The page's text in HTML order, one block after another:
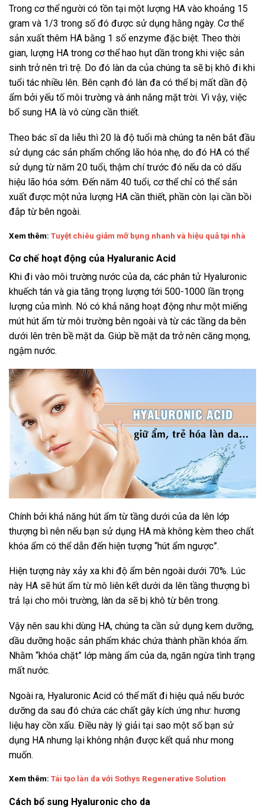
Trong cơ thể người có tồn tại một lượng HA vào khoảng 15
gram và 1/3 trong số đó được sử dụng hằng ngày. Cơ thể
sản xuất thêm HA bằng 1 số enzyme đặc biệt. Theo thời
gian, lượng HA trong cơ thể hao hụt dần trong khi việc sản
sinh trở nên trì trệ. Do đó làn da của chúng ta sẽ bị khô đi khi
tuổi tác nhiều lên. Bên cạnh đó làn đa có thể bị mất dần độ
ẩm bởi yếu tố môi trường và ánh nắng mặt trời. Vì vậy, việc
bổ sung HA là vô cùng cần thiết.
Theo bác sĩ da liễu thì 20 là độ tuổi mà chúng ta nên bắt đầu
sử dụng các sản phẩm chống lão hóa nhẹ, do đó HA có thể
sử dụng từ năm 20 tuổi, thậm chí trước đó nếu da có dấu
hiệu lão hóa sớm. Đến năm 40 tuổi, cơ thể chỉ có thể sản
xuất được một nửa lượng HA cần thiết, phần còn lại cần bồi
đắp từ bên ngoài.
Xem thêm: Tuyệt chiêu giảm mỡ bụng nhanh và hiệu quả tại nhà
Cơ chế hoạt động của Hyaluranic Acid
Khi đi vào môi trường nước của da, các phân tử Hyaluronic
khuếch tán và gia tăng trọng lượng tới 500-1000 lần trọng
lượng của mình. Nó có khả năng hoạt động như một miếng
mút hút ẩm từ môi trường bên ngoài và từ các tầng da bên
dưới lên trên bề mặt da. Giúp bề mặt da trở nên căng mọng,
ngậm nước.
Chính bởi khả năng hút ẩm từ tầng dưới của da lên lớp
thượng bì nên nếu bạn sử dụng HA mà không kèm theo chất
khóa ẩm có thể dẫn đến hiện tượng “hút ẩm ngược”.
Hiện tượng này xảy xa khi độ ẩm bên ngoài dưới 70%. Lúc
này HA sẽ hút ẩm từ mô liên kết dưới da lên tầng thượng bì
trả lại cho môi trường, làn da sẽ bị khô từ bên trong.
Vậy nên sau khi dùng HA, chúng ta cần sử dụng kem dưỡng,
dầu dưỡng hoặc sản phẩm khác chứa thành phần khóa ẩm.
Nhằm “khóa chặt” lớp màng ẩm của da, ngăn ngừa tình trạng
mất nước.
Ngoài ra, Hyaluronic Acid có thể mất đi hiệu quả nếu bước
dưỡng da sau đó chứa các chất gây kích ứng như: hương
liệu hay cồn xấu. Điều này lý giải tại sao một số bạn sử
dụng HA nhưng lại không nhận được kết quả như mong
muốn.
Xem thêm: Tái tạo làn da với Sothys Regenerative Solution
Cách bổ sung Hyaluronic cho da